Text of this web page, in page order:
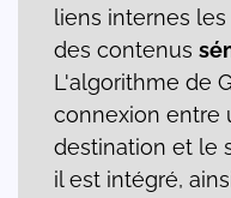
liens internes
des contenus
L'algorithme de
connexion entre
destination et le
il est intégré,